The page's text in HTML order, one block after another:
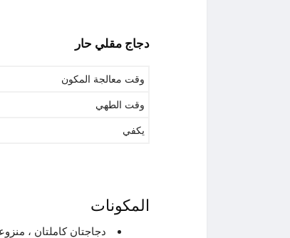
دجاج مقلي حار
وقت معالجة المكون
وقت الطهي
يكفي
المكونات
دجاجتان كاملتان ،